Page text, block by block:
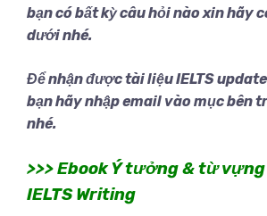
bạn có bất kỳ câu hỏi nào xin hãy
dưới nhé.
Để nhận được tài liệu IELTS
bạn hãy nhập email vào mục bên
nhé.
>>> Ebook Ý tưởng & từ
IELTS Writing